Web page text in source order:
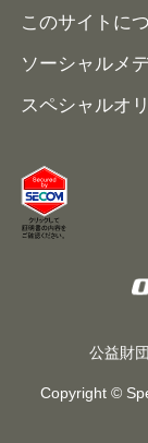
このサイトに
ソーシャルメ
スペシャルオ
公益財
Copyright ©